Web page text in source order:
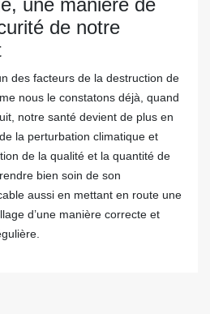
une manière de
de notre
des facteurs de la destruction de
nous le constatons déjà, quand
notre santé devient de plus en
la perturbation climatique et
de la qualité et la quantité de
bien soin de son
aussi en mettant en route une
d’une manière correcte et